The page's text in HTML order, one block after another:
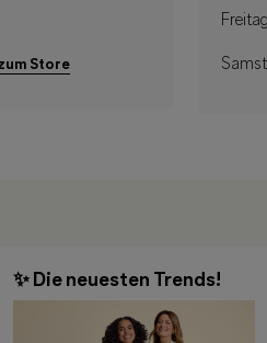
Store
Freitag
✨ Die neuesten Trends!